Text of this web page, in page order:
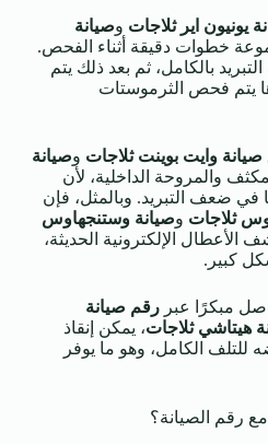
يونيون اير ثلاجات وصيانة
خطوات دقيقة أثناء الفحص.
بالكامل، ثم بعد ذلك يتم
يتم فحص الثرموستات
صيانة وايت بوينت ثلاجات وصيانة
والمروحة الداخلية، لأن
في ضعف التبريد. وبالمثل، فإن
ثلاجات وصيانة وستنجهاوس
الإلكترونية الحديثة،
كبير.
مبكرًا عبر رقم صيانة
هيتاشي ثلاجات، يمكن إنقاذ
الكامل، وهو ما يوفر
رقم الصيانة؟